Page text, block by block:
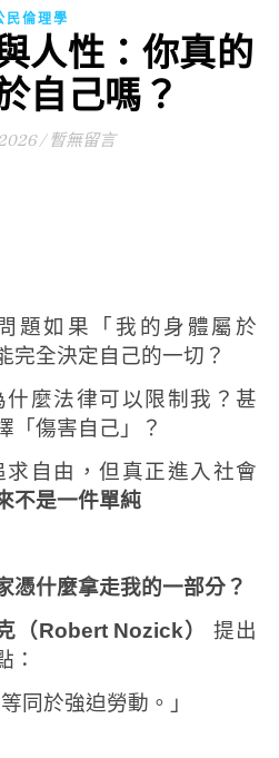
民倫理學
人性：你真的
自己嗎？
/ 暫無留言
題如果「我的身體屬於
完全決定自己的一切？
什麼法律可以限制我？ 甚
「傷害自己」？
求自由，但真正進入社會
不是一件單純
憑什麼拿走我的一部分？
（Robert Nozick）
提出
：
同於強迫勞動。」